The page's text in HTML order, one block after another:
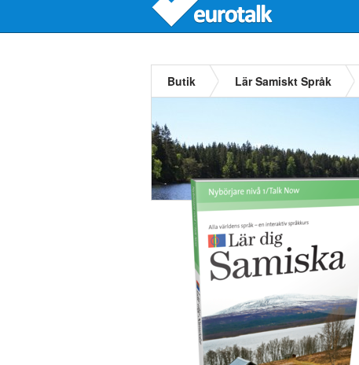
Butik Lär Samiskt Språk